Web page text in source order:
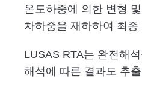
온도하중에 의한 변형
차하중을 재하하여 최
LUSAS RTA는 완전해
해석에 따른 결과도 추